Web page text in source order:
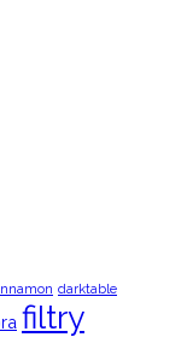
darktable
filtry